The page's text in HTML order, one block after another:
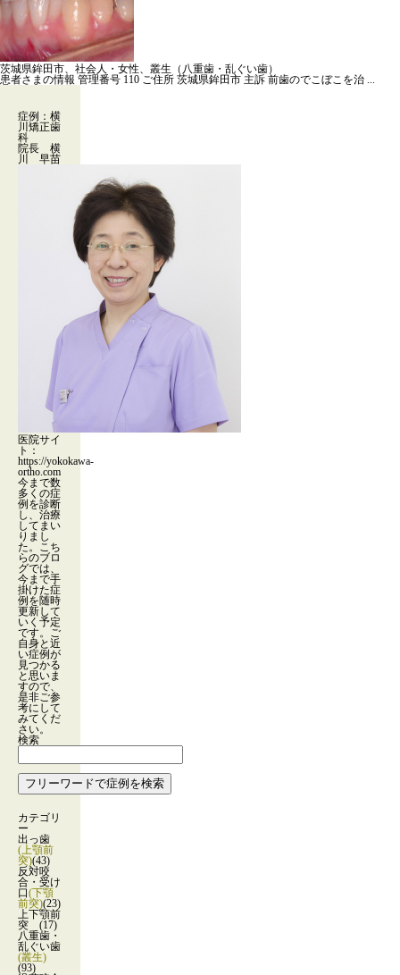
茨城県鉾田市、社会人・女性、叢生（八重歯・乱ぐい歯）
患者さまの情報 管理番号 110 ご住所 茨城県鉾田市 主訴 前歯のでこぼこを治 ...
症例：横
川矯正歯
科
院長 横
川 早苗
医院サイ
ト：
https://yokokawa-
ortho.com
今まで数
多くの症
例を診断
し、治療
してまい
りまし
た。こち
らのブロ
グでは、
今まで手
掛けた症
例を随時
更新して
いく予定
です。ご
自身と近
い症例が
見つかる
と思いま
すので、
是非ご参
考にして
みてくだ
さい。
検索
カテゴリ
ー
出っ歯
(上顎前
突)(43)
反対咬
合・受け
口(下顎
前突)(23)
上下顎前
突 (17)
八重歯・
乱ぐい歯
(叢生)
(93)